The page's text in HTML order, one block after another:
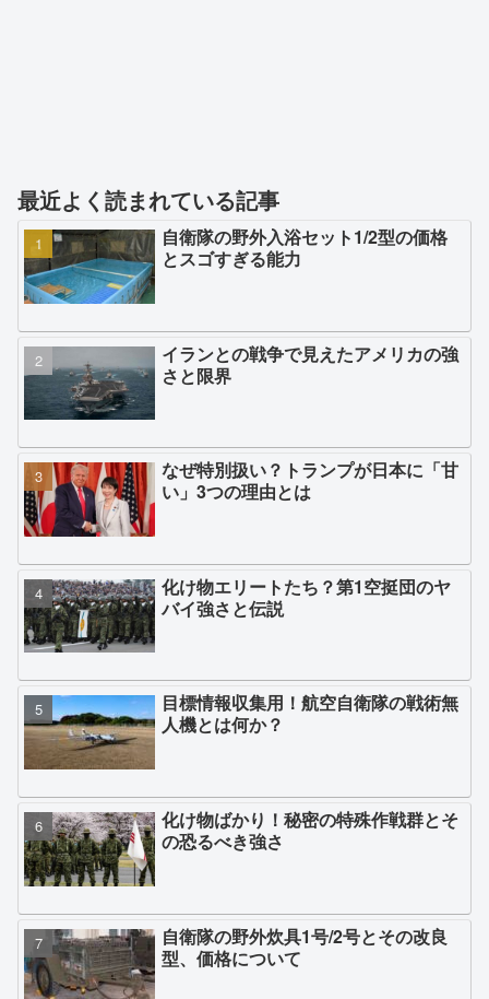
最近よく読まれている記事
自衛隊の野外入浴セット1/2型の価格
とスゴすぎる能力
イランとの戦争で見えたアメリカの強
さと限界
なぜ特別扱い？トランプが日本に「甘
い」3つの理由とは
化け物エリートたち？第1空挺団のヤ
バイ強さと伝説
目標情報収集用！航空自衛隊の戦術無
人機とは何か？
化け物ばかり！秘密の特殊作戦群とそ
の恐るべき強さ
自衛隊の野外炊具1号/2号とその改良
型、価格について